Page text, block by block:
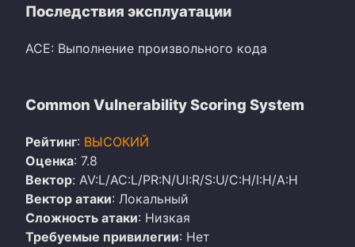
Последствия эксплуатации
ACE: Выполнение произвольного кода
Common Vulnerability Scoring System
Рейтинг: ВЫСОКИЙ
Оценка: 7.8
Вектор: AV:L/AC:L/PR:N/UI:R/S:U/C:H/I:H/A:H
Вектор атаки: Локальный
Сложность атаки: Низкая
Требуемые привилегии: Нет